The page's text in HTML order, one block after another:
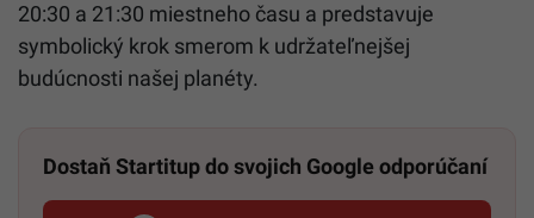
20:30 a 21:30 miestneho času a predstavuje
symbolický krok smerom k udržateľnejšej
budúcnosti našej planéty.
Dostaň Startitup do svojich Google odporúčaní